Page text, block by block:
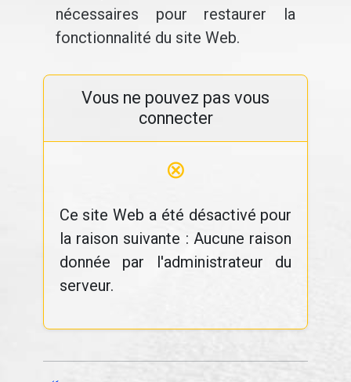
nécessaires pour restaurer la
fonctionnalité du site Web.
Vous ne pouvez pas vous
connecter
⊗
Ce site Web a été désactivé pour
la raison suivante : Aucune raison
donnée par l'administrateur du
serveur.